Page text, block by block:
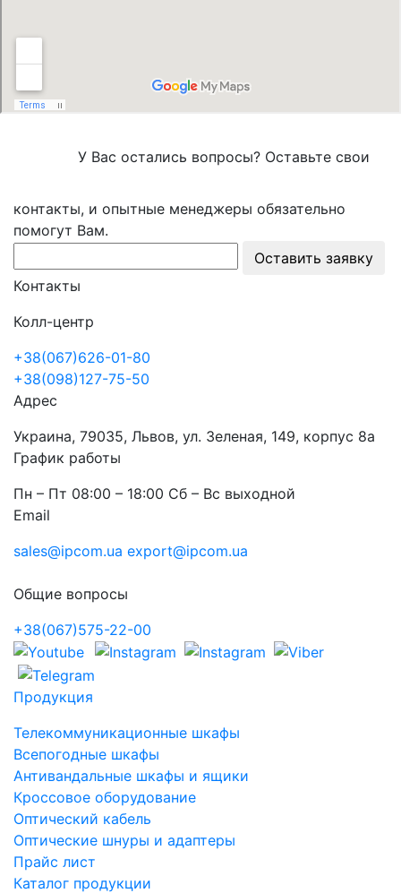
У Вас остались вопросы? Оставьте свои
контакты, и опытные менеджеры обязательно
помогут Вам.
Оставить заявку
Контакты
Колл-центр
+38(067)626-01-80
+38(098)127-75-50
Адрес
Украина, 79035, Львов, ул. Зеленая, 149, корпус 8а
График работы
Пн – Пт 08:00 – 18:00 Сб – Вс выходной
Email
sales@ipcom.ua export@ipcom.ua
Общие вопросы
+38(067)575-22-00
Продукция
Телекоммуникационные шкафы
Всепогодные шкафы
Антивандальные шкафы и ящики
Кроссовое оборудование
Оптический кабель
Оптические шнуры и адаптеры
Прайс лист
Каталог продукции